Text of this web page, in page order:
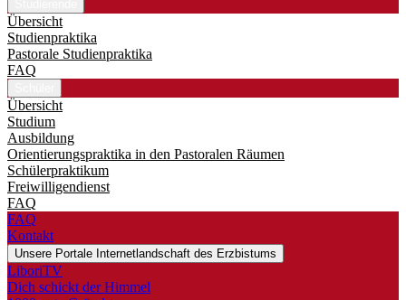
Übersicht
Studienpraktika
Pastorale Studienpraktika
FAQ
Übersicht
Studium
Ausbildung
Orientierungspraktika in den Pastoralen Räumen
Schülerpraktikum
Freiwilligendienst
FAQ
FAQ
Kontakt
Unsere Portale Internetlandschaft des Erzbistums
LiboriTV
Dich schickt der Himmel